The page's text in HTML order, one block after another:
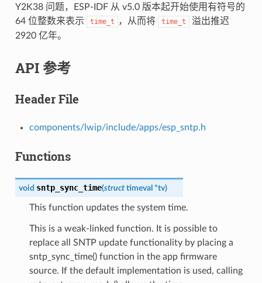
Y2K38 问题，ESP-IDF 从 v5.0 版本起开始使用有符号的
64 位整数来表示
time_t ，从而将 time_t
溢出推迟
2920 亿年。
API 参考
Header File
components/lwip/include/apps/esp_sntp.h
Functions
void sntp_sync_time(struct timeval *tv)
This function updates the system time.
This is a weak-linked function. It is possible to
replace all SNTP update functionality by placing a
sntp_sync_time() function in the app firmware
source. If the default implementation is used, calling